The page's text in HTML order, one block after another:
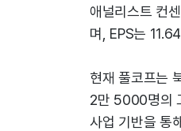
애널리스트 컨
며, EPS는
현재 풀코프는
2만 5000명의
사업 기반을 통